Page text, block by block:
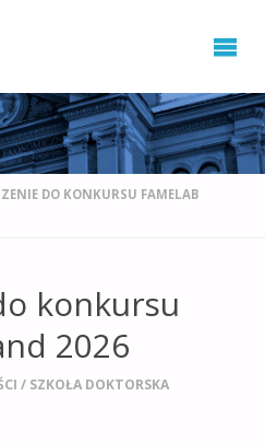
DO KONKURSU FAMELAB
konkursu
2026
/ SZKOŁA DOKTORSKA